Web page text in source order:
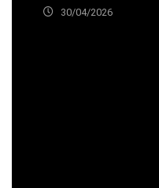
30/04/2026